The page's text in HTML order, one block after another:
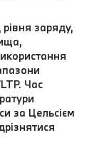
заряду,
Час
за Цельсієм